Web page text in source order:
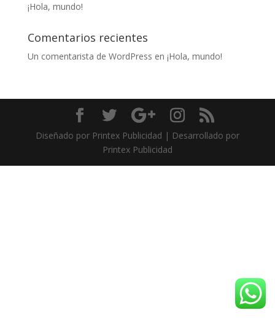
¡Hola, mundo!
Comentarios recientes
Un comentarista de WordPress en ¡Hola, mundo!
Diseñado por Printex Publicidad | Desarrollado por
Printex Publicidad